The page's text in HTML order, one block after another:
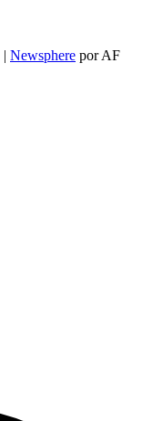
| Newsphere por AF